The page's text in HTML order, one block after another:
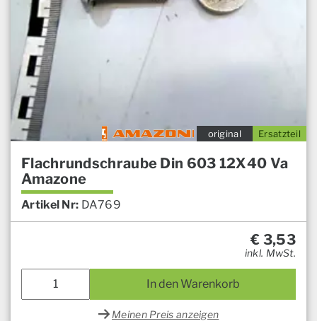
Ersatzteil
original
Flachrundschraube Din 603 12X40 Va
Amazone
Artikel Nr: DA769
€ 3,53
inkl. MwSt.
In den Warenkorb
Meinen Preis anzeigen